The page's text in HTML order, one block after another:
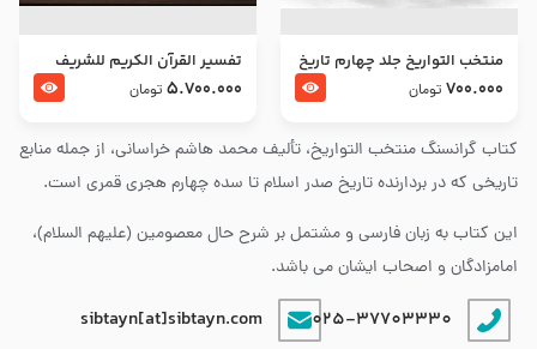
کتاب گرانسنگ منتخب التواريخ، تألیف محمد هاشم خراسانی، از جمله منابع
تاریخی که در بردارنده تاریخ صدر اسلام تا سده چهارم هجری قمری است.
این کتاب به زبان فارسی و مشتمل بر شرح حال معصومین (علیهم السلام)،
امامزادگان و اصحاب ایشان می باشد.
025-37703330
sibtayn[at]sibtayn.com
منتخب التواریخ جلد چهارم تاریخ
امام زین العابدین و امام محمد
700.000 تومان
تفسير القرآن الكريم للشريف
المرتضي قدس سرّه
5.700.000 تومان